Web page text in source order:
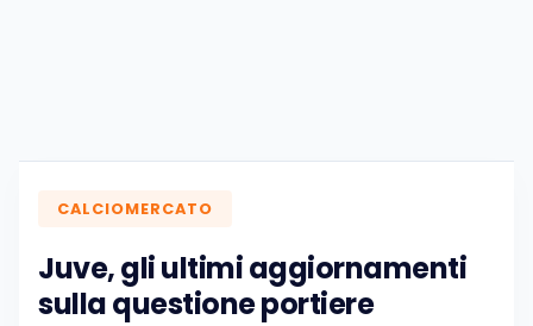
CALCIOMERCATO
Juve, gli ultimi aggiornamenti
sulla questione portiere